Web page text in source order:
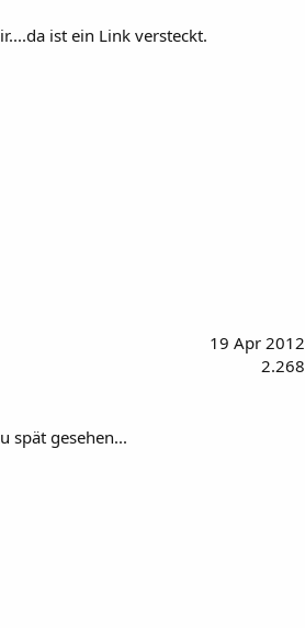
ist ein Link versteckt.
19 Apr 2012
2.268
spät gesehen...